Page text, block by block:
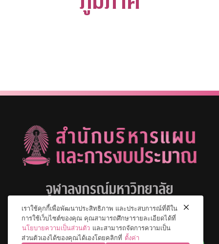
จุฬาลงกรณ์มหาวิทยาลัย
เราใช้คุกกี้เพื่อพัฒนาประสิทธิภาพ และประสบการณ์ที่ดีใน
การใช้เว็บไซต์ของคุณ คุณสามารถศึกษารายละเอียดได้ที่
นโยบายความเป็นส่วนตัว และสามารถจัดการความเป็น
ส่วนตัวเองได้ของคุณได้เองโดยคลิกที่ ตั้งค่า